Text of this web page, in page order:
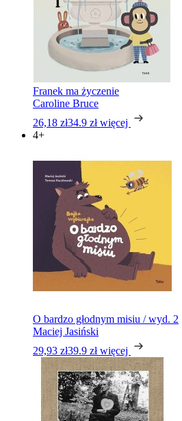
Franek ma życzenie
Caroline Bruce
26,18 zł34.9 zł więcej
4+
O bardzo głodnym misiu / wyd. 2
Maciej Jasiński
29,93 zł39.9 zł więcej